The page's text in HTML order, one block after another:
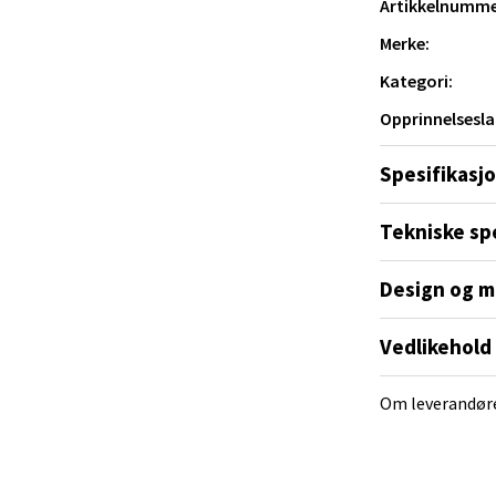
Merke:
Kategori:
Tekniske
Design og
Om